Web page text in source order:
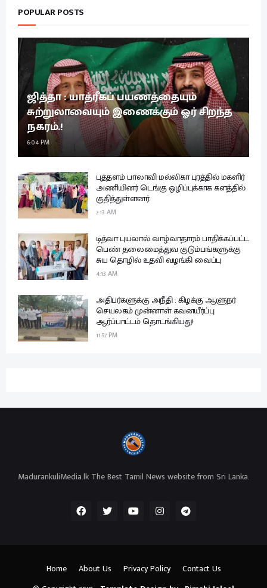
POPULAR POSTS
ஜித்தா : யாத்ரீகப் பயணத்தையும்
சுற்றுலாவையும் இணைக்கும் ஓர் சிறந்த
நகரம்.!
6:04 PM
புத்தளம் பாலாவி மல்லிகா புரத்தில் மகளிர்
அணியினர் டெங்கு ஒழிப்புக்காக களத்தில்
குதித்துள்ளனர்.
7:13 AM
டித்வா புயலால் வாழ்வாதாரம் பாதிக்கப்பட்ட
பெண் தலைமைத்துவ குடும்பங்களுக்கு
சுய தொழில் உதவி வழங்கி வைப்பு
4:13 AM
அதிபர்களுக்கு அநீதி : கிழக்கு ஆளுநர்
செயலகம் முன்னாள் கவனயீர்ப்பு
ஆர்ப்பாட்டம் தொடங்கியது!
11:57 PM
MadurankuliMedia.lk The Best Tamil News website from Sri Lanka.
Home About Us Privacy Policy Contact Us